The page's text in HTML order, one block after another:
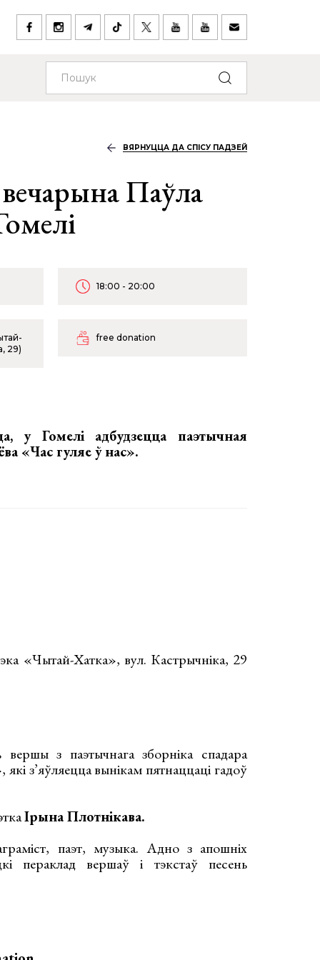
ВЯРНУЦЦА ДА СПІСУ ПАДЗЕЙ
Паўла
18:00 - 20:00
29)
free donation
у Гомелі адбудзецца паэтычная
«Час гуляе ў нас».
«Чытай-Хатка», вул. Кастрычніка, 29
з паэтычнага зборніка спадара
з’яўляецца вынікам пятнаццаці гадоў
Ірына Плотнікава.
паэт, музыка. Адно з апошніх
пераклад вершаў і тэкстаў песень